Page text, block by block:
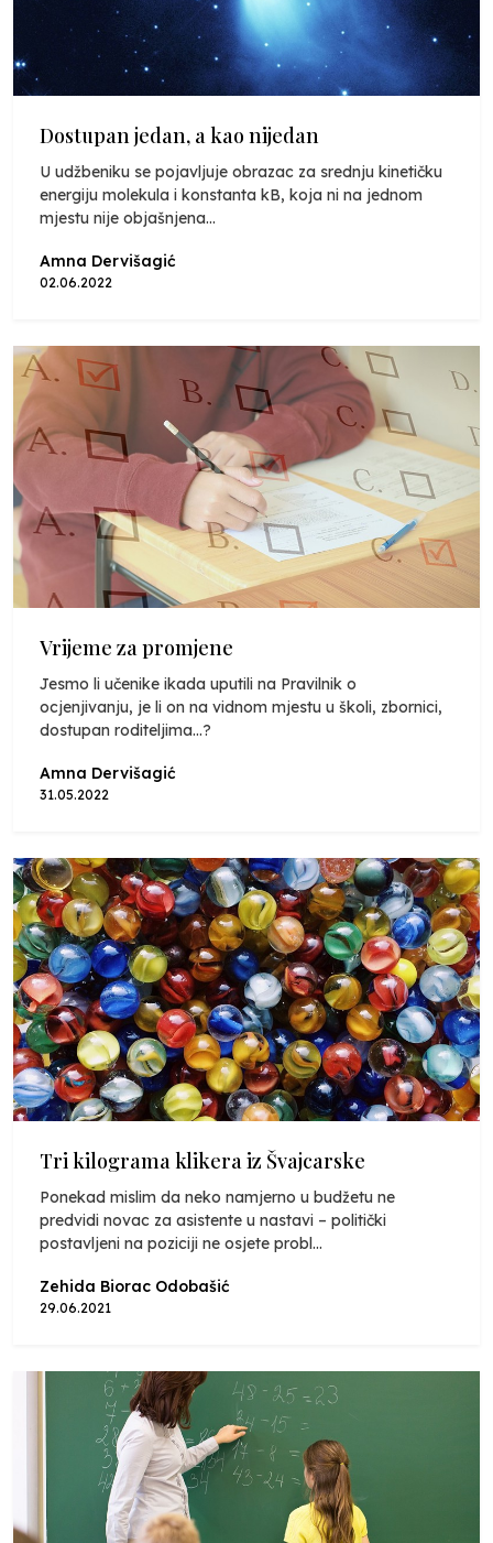
Dostupan jedan, a kao nijedan
U udžbeniku se pojavljuje obrazac za srednju kinetičku
energiju molekula i konstanta kB, koja ni na jednom
mjestu nije objašnjena...
Amna Dervišagić
02.06.2022
Vrijeme za promjene
Jesmo li učenike ikada uputili na Pravilnik o
ocjenjivanju, je li on na vidnom mjestu u školi, zbornici,
dostupan roditeljima...?
Amna Dervišagić
31.05.2022
Tri kilograma klikera iz Švajcarske
Ponekad mislim da neko namjerno u budžetu ne
predvidi novac za asistente u nastavi – politički
postavljeni na poziciji ne osjete probl...
Zehida Biorac Odobašić
29.06.2021